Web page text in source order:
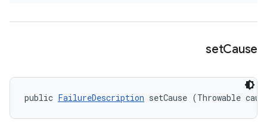
setCause
public FailureDescription setCause (Throwable